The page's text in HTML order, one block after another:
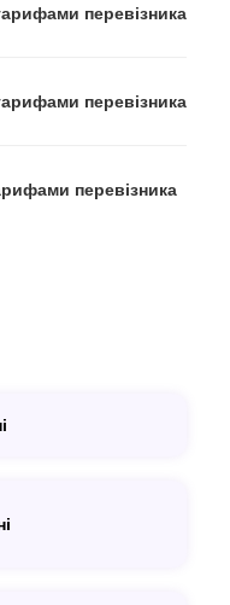
перевізника
перевізника
перевізника